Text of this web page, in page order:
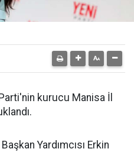
kurucu Manisa İl
Yardımcısı Erkin